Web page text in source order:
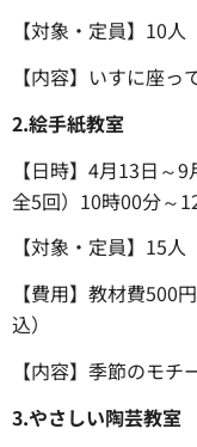
【対象・定員】10人
【内容】いすに座っ
2.絵手紙教室
【日時】4月13日～
全5回）10時00分～
【対象・定員】15人
【費用】教材費500
込）
【内容】季節のモ
3.やさしい陶芸教室